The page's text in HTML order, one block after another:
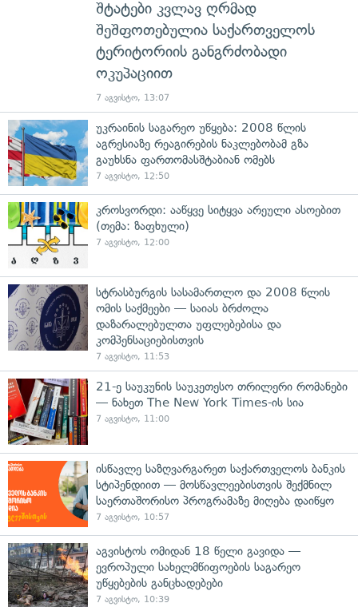
შტატები კვლავ ღრმად
შეშფოთებულია საქართველოს
ტერიტორიის განგრძობადი
ოკუპაციით
7 აგვისტო, 13:07
უკრაინის საგარეო უწყება: 2008 წლის
აგრესიაზე რეაგირების ნაკლებობამ გზა
გაუხსნა ფართომასშტაბიან ომებს
7 აგვისტო, 12:50
კროსვორდი: ააწყვე სიტყვა არეული ასოებით
(თემა: ზაფხული)
7 აგვისტო, 12:00
სტრასბურგის სასამართლო და 2008 წლის
ომის საქმეები — საიას ბრძოლა
დაზარალებულთა უფლებებისა და
კომპენსაციებისთვის
7 აგვისტო, 11:53
21-ე საუკუნის საუკეთესო თრილერი რომანები
— ნახეთ The New York Times-ის სია
7 აგვისტო, 11:00
ისწავლე საზღვარგარეთ საქართველოს ბანკის
სტიპენდიით — მოსწავლეებისთვის შექმნილ
საერთაშორისო პროგრამაზე მიღება დაიწყო
7 აგვისტო, 10:57
აგვისტოს ომიდან 18 წელი გავიდა —
ევროპული სახელმწიფოების საგარეო
უწყებების განცხადებები
7 აგვისტო, 10:39